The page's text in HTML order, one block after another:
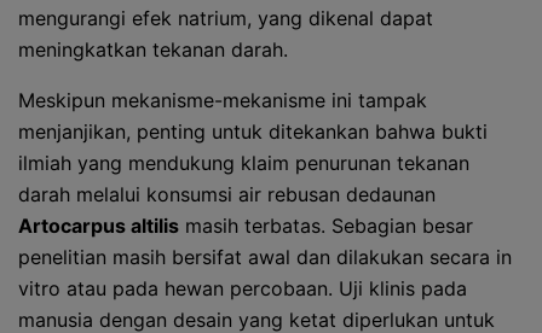
mengurangi efek natrium, yang dikenal dapat
meningkatkan tekanan darah.
Meskipun mekanisme-mekanisme ini tampak
menjanjikan, penting untuk ditekankan bahwa bukti
ilmiah yang mendukung klaim penurunan tekanan
darah melalui konsumsi air rebusan dedaunan
Artocarpus altilis masih terbatas. Sebagian besar
penelitian masih bersifat awal dan dilakukan secara in
vitro atau pada hewan percobaan. Uji klinis pada
manusia dengan desain yang ketat diperlukan untuk